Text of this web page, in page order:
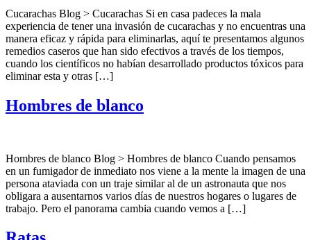
Cucarachas Blog > Cucarachas Si en casa padeces la mala
experiencia de tener una invasión de cucarachas y no encuentras una
manera eficaz y rápida para eliminarlas, aquí te presentamos algunos
remedios caseros que han sido efectivos a través de los tiempos,
cuando los científicos no habían desarrollado productos tóxicos para
eliminar esta y otras […]
Hombres de blanco
Hombres de blanco Blog > Hombres de blanco Cuando pensamos
en un fumigador de inmediato nos viene a la mente la imagen de una
persona ataviada con un traje similar al de un astronauta que nos
obligara a ausentarnos varios días de nuestros hogares o lugares de
trabajo. Pero el panorama cambia cuando vemos a […]